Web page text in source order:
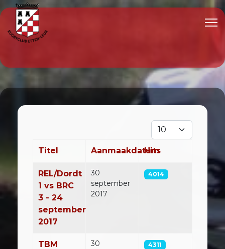
Toon #
Artikelen
Titel Aanmaakdatum
Hits
REL/Dordt
1 vs BRC
3 - 24
september
2017
30
september
2017
4014
TBM
30
4311